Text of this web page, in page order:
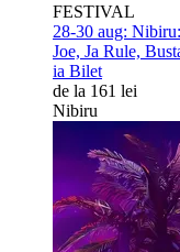
FESTIVAL
28-30 aug:
Joe, Ja Rule,
ia Bilet
de la 161 lei
Nibiru